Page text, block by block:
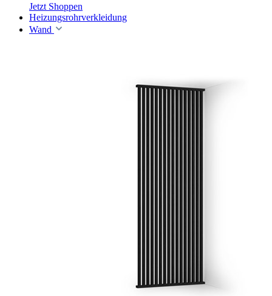
Jetzt Shoppen
Heizungsrohrverkleidung
Wand